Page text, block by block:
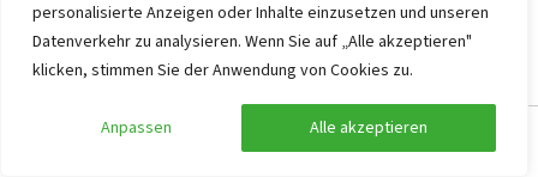
personalisierte Anzeigen oder Inhalte einzusetzen und unseren
Datenverkehr zu analysieren. Wenn Sie auf „Alle akzeptieren"
klicken, stimmen Sie der Anwendung von Cookies zu.
Anpassen Alle akzeptieren
Gruppenunterkunft Bant
4
12
Suche anpassen Filter anzeigen